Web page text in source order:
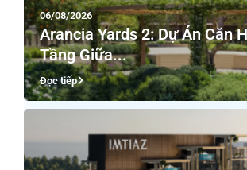
06/08/2026
Arancia Yards 2: Dự Án Căn
Tầng Giữa...
Đọc tiếp